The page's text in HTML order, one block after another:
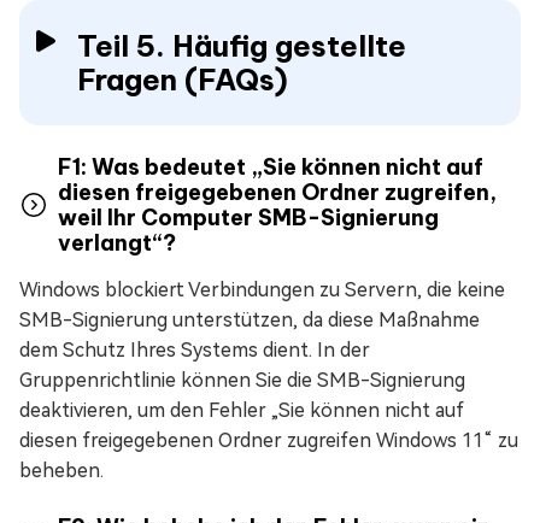
Teil 5. Häufig gestellte
Fragen (FAQs)
F1: Was bedeutet „Sie können nicht auf
diesen freigegebenen Ordner zugreifen,
weil Ihr Computer SMB-Signierung
verlangt“?
Windows blockiert Verbindungen zu Servern, die keine
SMB-Signierung unterstützen, da diese Maßnahme
dem Schutz Ihres Systems dient. In der
Gruppenrichtlinie können Sie die SMB-Signierung
deaktivieren, um den Fehler „Sie können nicht auf
diesen freigegebenen Ordner zugreifen Windows 11“ zu
beheben.